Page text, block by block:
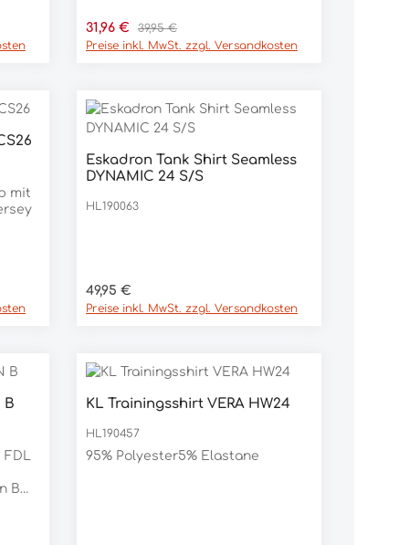
Verkaufspreis:
31,96 € Regulärer Preis:
39,95 €
Preise inkl. MwSt. zzgl. Versandkosten
mit
Eskadron Tank Shirt Seamless
DYNAMIC 24 S/S
HL190063
Regulärer Preis:
49,95 €
Preise inkl. MwSt. zzgl. Versandkosten
B
FDL
B
KL Trainingsshirt VERA HW24
HL190457
95% Polyester5% Elastane